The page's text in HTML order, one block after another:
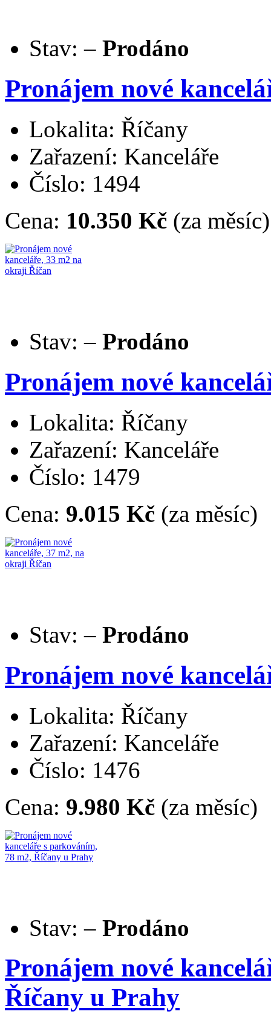
Stav: – Prodáno
Pronájem nové
Lokalita: Říčany
Zařazení: Kanceláře
Číslo: 1494
Cena: 10.350 Kč (za měsíc)
Stav: – Prodáno
Pronájem nové
Lokalita: Říčany
Zařazení: Kanceláře
Číslo: 1479
Cena: 9.015 Kč (za měsíc)
Stav: – Prodáno
Pronájem nové
Lokalita: Říčany
Zařazení: Kanceláře
Číslo: 1476
Cena: 9.980 Kč (za měsíc)
Stav: – Prodáno
Pronájem nové
Říčany u Prahy